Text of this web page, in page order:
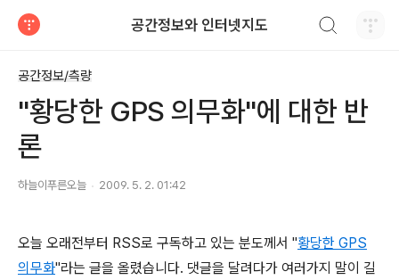
공간정보와 인터넷지도
공간정보/측량
"황당한 GPS 의무화"에 대한 반
론
하늘이푸른오늘 2009. 5. 2. 01:42
오늘 오래전부터 RSS로 구독하고 있는 분도께서 "황당한 GPS
의무화"라는 글을 올렸습니다. 댓글을 달려다가 여러가지 말이 길